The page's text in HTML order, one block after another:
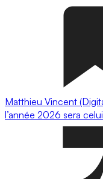
Matthieu Vincent
l’année 2026 sera